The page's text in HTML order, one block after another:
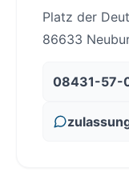
Platz der
86633
08431-57-